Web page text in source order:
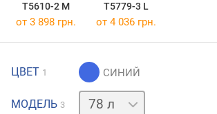
T5610-2 M
T5779-3 L
от 3 898 грн. от 4 036 грн.
ЦВЕТ 1
МОДЕЛЬ 3
44 л119 л